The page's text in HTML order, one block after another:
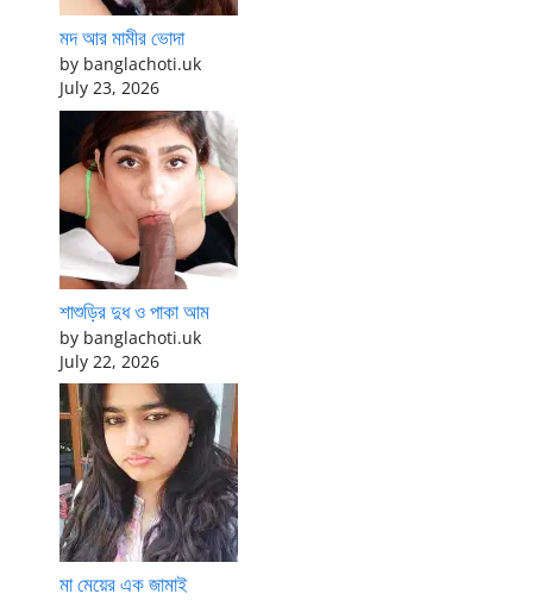
মদ আর মামীর ভোদা
by banglachoti.uk
July 23, 2026
শাশুড়ির দুধ ও পাকা আম
by banglachoti.uk
July 22, 2026
মা মেয়ের এক জামাই